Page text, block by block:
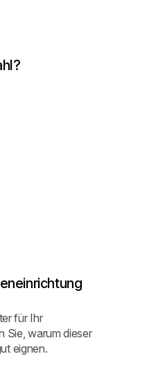
für Ihr
Sie, warum dieser
eignen.